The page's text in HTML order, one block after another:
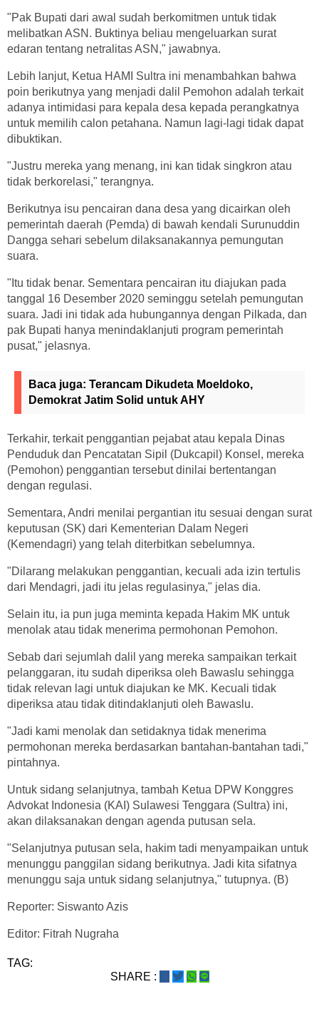
"Pak Bupati dari awal sudah berkomitmen untuk tidak
melibatkan ASN. Buktinya beliau mengeluarkan surat
edaran tentang netralitas ASN," jawabnya.
Lebih lanjut, Ketua HAMI Sultra ini menambahkan bahwa
poin berikutnya yang menjadi dalil Pemohon adalah terkait
adanya intimidasi para kepala desa kepada perangkatnya
untuk memilih calon petahana. Namun lagi-lagi tidak dapat
dibuktikan.
"Justru mereka yang menang, ini kan tidak singkron atau
tidak berkorelasi," terangnya.
Berikutnya isu pencairan dana desa yang dicairkan oleh
pemerintah daerah (Pemda) di bawah kendali Surunuddin
Dangga sehari sebelum dilaksanakannya pemungutan
suara.
"Itu tidak benar. Sementara pencairan itu diajukan pada
tanggal 16 Desember 2020 seminggu setelah pemungutan
suara. Jadi ini tidak ada hubungannya dengan Pilkada, dan
pak Bupati hanya menindaklanjuti program pemerintah
pusat," jelasnya.
Baca juga: Terancam Dikudeta Moeldoko,
Demokrat Jatim Solid untuk AHY
Terkahir, terkait penggantian pejabat atau kepala Dinas
Penduduk dan Pencatatan Sipil (Dukcapil) Konsel, mereka
(Pemohon) penggantian tersebut dinilai bertentangan
dengan regulasi.
Sementara, Andri menilai pergantian itu sesuai dengan surat
keputusan (SK) dari Kementerian Dalam Negeri
(Kemendagri) yang telah diterbitkan sebelumnya.
"Dilarang melakukan penggantian, kecuali ada izin tertulis
dari Mendagri, jadi itu jelas regulasinya," jelas dia.
Selain itu, ia pun juga meminta kepada Hakim MK untuk
menolak atau tidak menerima permohonan Pemohon.
Sebab dari sejumlah dalil yang mereka sampaikan terkait
pelanggaran, itu sudah diperiksa oleh Bawaslu sehingga
tidak relevan lagi untuk diajukan ke MK. Kecuali tidak
diperiksa atau tidak ditindaklanjuti oleh Bawaslu.
"Jadi kami menolak dan setidaknya tidak menerima
permohonan mereka berdasarkan bantahan-bantahan tadi,"
pintahnya.
Untuk sidang selanjutnya, tambah Ketua DPW Konggres
Advokat Indonesia (KAI) Sulawesi Tenggara (Sultra) ini,
akan dilaksanakan dengan agenda putusan sela.
"Selanjutnya putusan sela, hakim tadi menyampaikan untuk
menunggu panggilan sidang berikutnya. Jadi kita sifatnya
menunggu saja untuk sidang selanjutnya," tutupnya. (B)
Reporter: Siswanto Azis
Editor: Fitrah Nugraha
TAG:
SHARE :